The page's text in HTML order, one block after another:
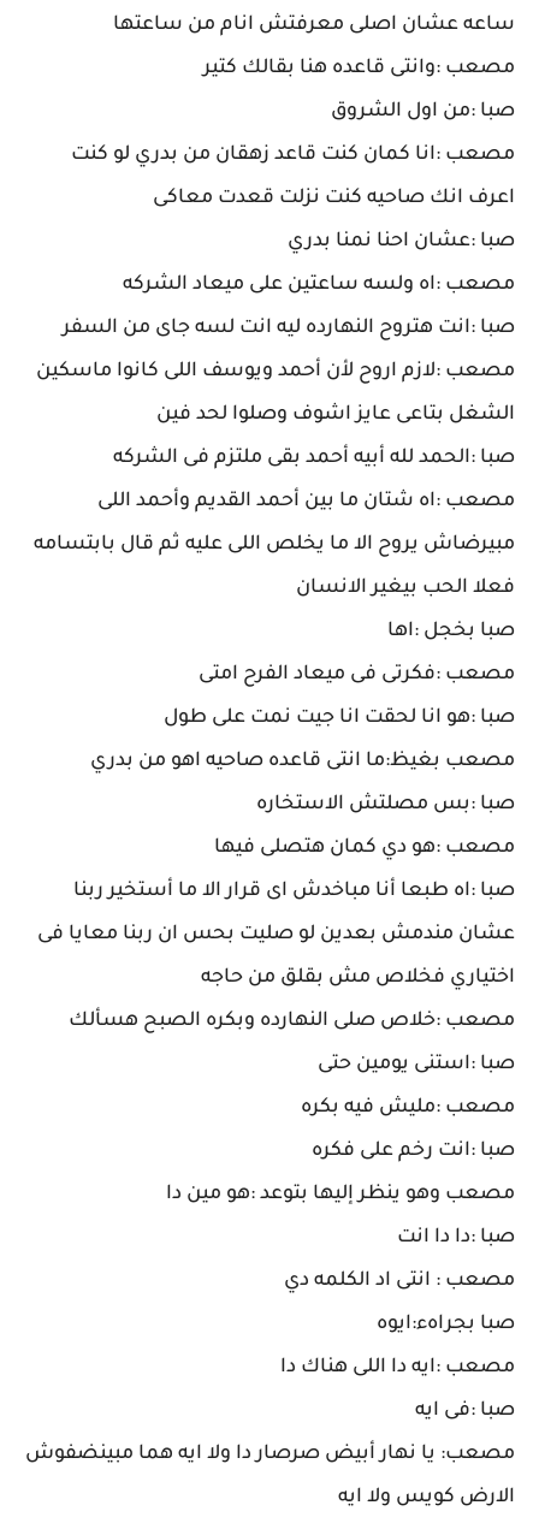
ساعه عشان اصلى معرفتش انام من ساعتها
مصعب :وانتى قاعده هنا بقالك كتير
صبا :من اول الشروق
مصعب :انا كمان كنت قاعد زهقان من بدري لو كنت
اعرف انك صاحيه كنت نزلت قعدت معاكى
صبا :عشان احنا نمنا بدري
مصعب :اه ولسه ساعتين على ميعاد الشركه
صبا :انت هتروح النهارده ليه انت لسه جاى من السفر
مصعب :لازم اروح لأن أحمد ويوسف اللى كانوا ماسكين
الشغل بتاعى عايز اشوف وصلوا لحد فين
صبا :الحمد لله أبيه أحمد بقى ملتزم فى الشركه
مصعب :اه شتان ما بين أحمد القديم وأحمد اللى
مبيرضاش يروح الا ما يخلص اللى عليه ثم قال بابتسامه
فعلا الحب بيغير الانسان
صبا بخجل :اها
مصعب :فكرتى فى ميعاد الفرح امتى
صبا :هو انا لحقت انا جيت نمت على طول
مصعب بغيظ:ما انتى قاعده صاحيه اهو من بدري
صبا :بس مصلتش الاستخاره
مصعب :هو دي كمان هتصلى فيها
صبا :اه طبعا أنا مباخدش اى قرار الا ما أستخير ربنا
عشان مندمش بعدين لو صليت بحس ان ربنا معايا فى
اختياري فخلاص مش بقلق من حاجه
مصعب :خلاص صلى النهارده وبكره الصبح هسألك
صبا :استنى يومين حتى
مصعب :مليش فيه بكره
صبا :انت رخم على فكره
مصعب وهو ينظر إليها بتوعد :هو مين دا
صبا :دا دا انت
مصعب : انتى اد الكلمه دي
صبا بجراهء:ايوه
مصعب :ايه دا اللى هناك دا
صبا :فى ايه
مصعب: يا نهار أبيض صرصار دا ولا ايه هما مبينضفوش
الارض كويس ولا ايه